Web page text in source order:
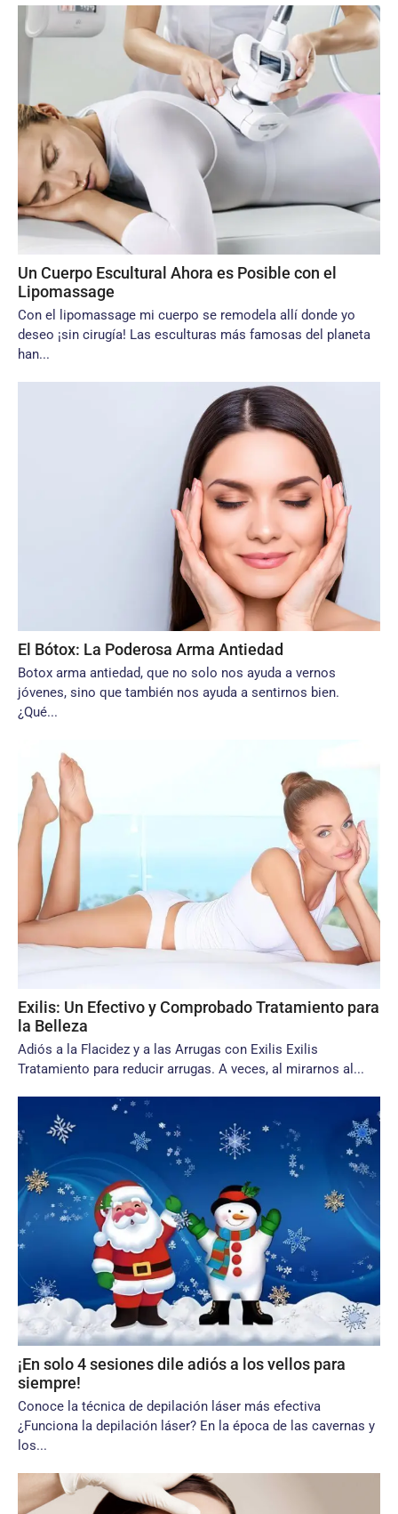
Un Cuerpo Escultural Ahora es Posible con el
Lipomassage
Con el lipomassage mi cuerpo se remodela allí donde yo
deseo ¡sin cirugía! Las esculturas más famosas del planeta
han...
El Bótox: La Poderosa Arma Antiedad
Botox arma antiedad, que no solo nos ayuda a vernos
jóvenes, sino que también nos ayuda a sentirnos bien.
¿Qué...
Exilis: Un Efectivo y Comprobado Tratamiento para
la Belleza
Adiós a la Flacidez y a las Arrugas con Exilis Exilis
Tratamiento para reducir arrugas. A veces, al mirarnos al...
¡​En solo 4 sesiones dile adiós a los vellos para
siempre!
​Conoce la técnica de depilación láser más efectiva
¿Funciona la depilación láser? En la época de las cavernas y
los...